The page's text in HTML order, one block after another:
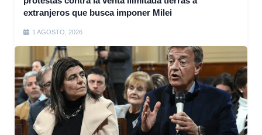
extranjeros que busca imponer Milei
1 AGOSTO, 2026